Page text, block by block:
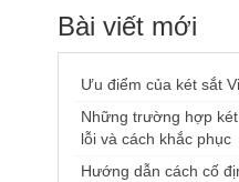
Bài viết mới
Ưu điểm của két sắt
Những trường hợp
lỗi và cách khắc phục
Hướng dẫn cách cố